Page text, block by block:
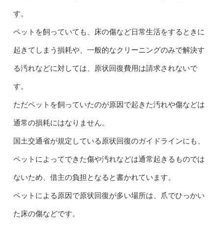
す。
ペットを飼っていても、床の傷など日常生活をするときに
起きてしまう損耗や、一般的なクリーニングのみで解決す
る汚れなどに対しては、原状回復費用は請求されないで
す。
ただペットを飼っていたのが原因で起きた汚れや傷などは
通常の損耗にはなりません。
国土交通省が規定している原状回復のガイドラインにも、
ペットによってできた傷や汚れなどは通常起きるものでは
ないため、借主の負担となると書かれています。
ペットによる原因で原状回復が多い場所は、爪でひっかい
た床の傷などです。